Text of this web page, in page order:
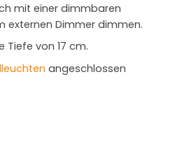
mit einer dimmbaren
externen Dimmer dimmen.
Tiefe von 17 cm.
angeschlossen